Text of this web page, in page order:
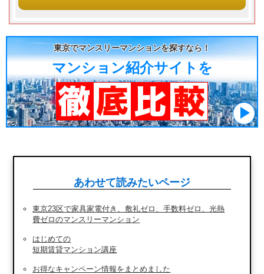
東京でマンスリーマンションを探すなら！
マンション紹介サイトを
あわせて読みたいページ
東京23区で家具家電付き、敷礼ゼロ、手数料ゼロ、光熱
費ゼロのマンスリーマンション
はじめての
短期賃貸マンション講座
お得なキャンペーン情報をまとめました